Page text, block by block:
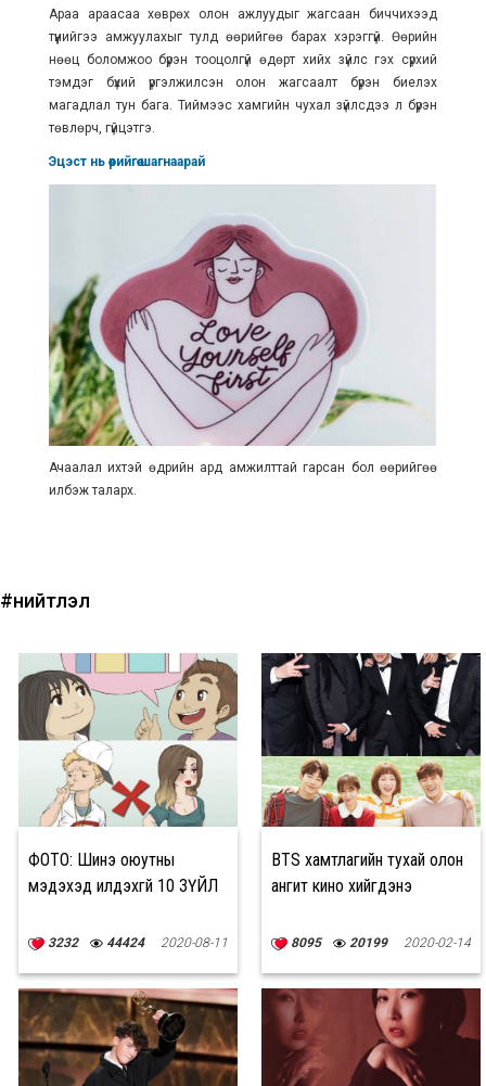
Араа араасаа хөврөх олон ажлуудыг жагсаан биччихээд
түүнийгээ амжуулахыг тулд өөрийгөө барах хэрэггүй. Өөрийн
нөөц боломжоо бүрэн тооцолгүй өдөрт хийх зүйлс гэх сүрхий
тэмдэг бүхий үргэлжилсэн олон жагсаалт бүрэн биелэх
магадлал тун бага. Тиймээс хамгийн чухал зүйлсдээ л бүрэн
төвлөрч, гүйцэтгэ.
Эцэст нь өөрийгөө шагнаарай
Ачаалал ихтэй өдрийн ард амжилттай гарсан бол өөрийгөө
илбэж таларх.
#нийтлэл
ФОТО: Шинэ оюутны
мэдэхэд илүүдэхгүй 10 ЗҮЙЛ
3232 44424 2020-08-11
BTS хамтлагийн тухай олон
ангит кино хийгдэнэ
8095 20199 2020-02-14